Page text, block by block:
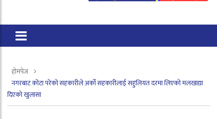
होमपेज
नगरबाट कोटा परेको सहकारीले अर्को सहकारीलाई सहुलियत दरमा लिएको मलखाद्या
दिएको खुलासा